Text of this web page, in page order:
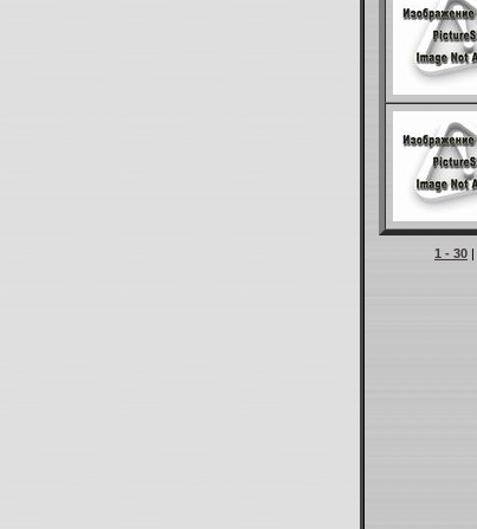
1 - 30 |